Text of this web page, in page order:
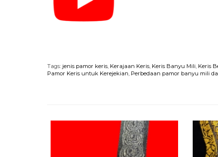
Tags: jenis pamor keris, Kerajaan Keris, Keris Banyu Mili, Keris
Pamor Keris untuk Kerejekian, Perbedaan pamor banyu mili